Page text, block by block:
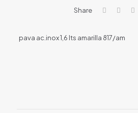
Share
pava ac.inox 1,6 lts amarilla 817/am